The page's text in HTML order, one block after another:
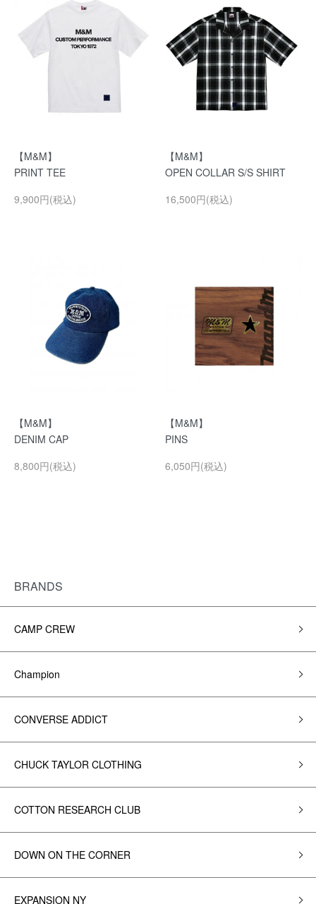
【M&M】
PRINT TEE
9,900円(税込)
【M&M】
OPEN COLLAR S/S SHIRT
16,500円(税込)
【M&M】
DENIM CAP
8,800円(税込)
【M&M】
PINS
6,050円(税込)
BRANDS
CAMP CREW
Champion
CONVERSE ADDICT
CHUCK TAYLOR CLOTHING
COTTON RESEARCH CLUB
DOWN ON THE CORNER
EXPANSION NY